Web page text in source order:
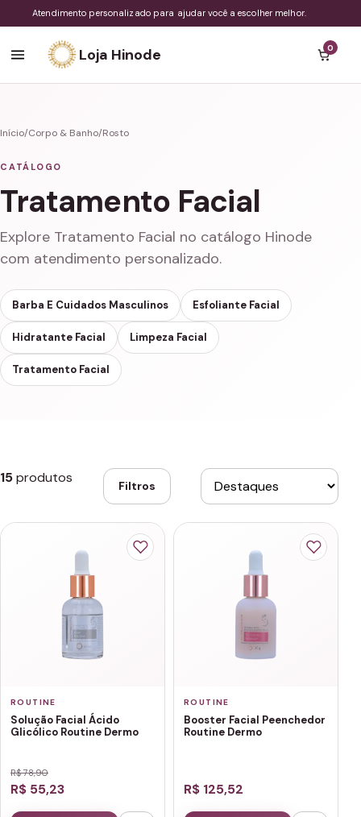
Atendimento personalizado para ajudar você a escolher melhor.
Loja Hinode 0
Início/Corpo & Banho/Rosto
CATÁLOGO
Tratamento Facial
Explore Tratamento Facial no catálogo Hinode
com atendimento personalizado.
Barba E Cuidados Masculinos Esfoliante Facial
Hidratante Facial Limpeza Facial
Tratamento Facial
15produtos Filtros
ROUTINE
Solução Facial Ácido
Glicólico Routine Dermo
R$ 78,90
R$ 55,23
ROUTINE
Booster Facial Peenchedor
Routine Dermo
R$ 125,52